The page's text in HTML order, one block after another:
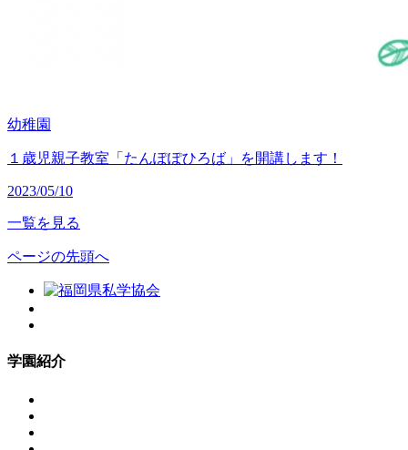
幼稚園
１歳児親子教室「たんぽぽひろば」を開講します！
2023/05/10
一覧を見る
ページの先頭へ
学園紹介